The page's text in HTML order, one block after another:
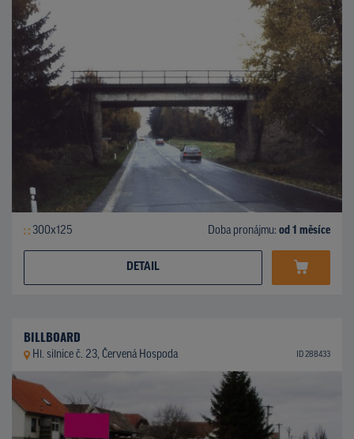
300x125 Doba pronájmu: od 1 měsíce
DETAIL
BILLBOARD
Hl. silnice č. 23, Červená Hospoda ID 288433